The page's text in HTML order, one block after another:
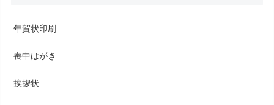
年賀状印刷
喪中はがき
挨拶状